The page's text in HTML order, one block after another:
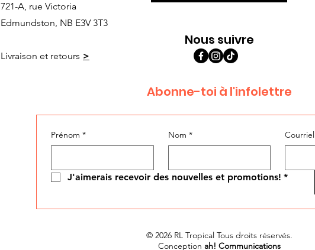
Nous suivre
Livraison et retours >
721-A, rue Victoria
Edmundston, NB E3V 3T3
Abonne-toi à l'infolettre
Prénom * Nom * Courriel
J'aimerais recevoir des nouvelles et promotions! *
© 2026 RL Tropical Tous droits réservés.
Conception ah! Communications